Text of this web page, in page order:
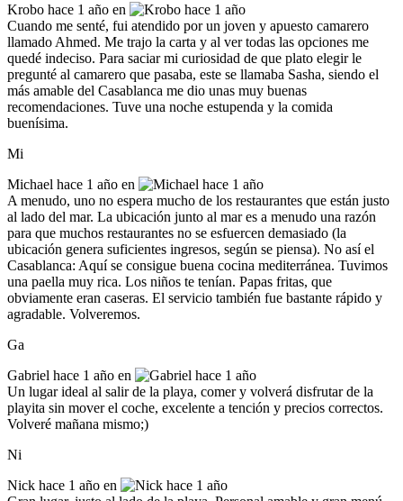
Krobo hace 1 año en
Cuando me senté, fui atendido por un joven y apuesto camarero
llamado Ahmed. Me trajo la carta y al ver todas las opciones me
quedé indeciso. Para saciar mi curiosidad de que plato elegir le
pregunté al camarero que pasaba, este se llamaba Sasha, siendo el
más amable del Casablanca me dio unas muy buenas
recomendaciones. Tuve una noche estupenda y la comida
buenísima.
Mi
Michael hace 1 año en
A menudo, uno no espera mucho de los restaurantes que están justo
al lado del mar. La ubicación junto al mar es a menudo una razón
para que muchos restaurantes no se esfuercen demasiado (la
ubicación genera suficientes ingresos, según se piensa). No así el
Casablanca: Aquí se consigue buena cocina mediterránea. Tuvimos
una paella muy rica. Los niños te tenían. Papas fritas, que
obviamente eran caseras. El servicio también fue bastante rápido y
agradable. Volveremos.
Ga
Gabriel hace 1 año en
Un lugar ideal al salir de la playa, comer y volverá disfrutar de la
playita sin mover el coche, excelente a tención y precios correctos.
Volveré mañana mismo;)
Ni
Nick hace 1 año en